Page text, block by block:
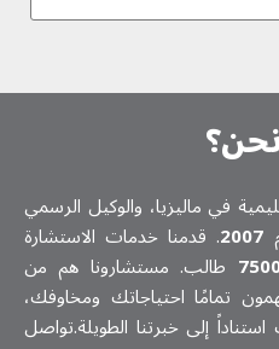
في ماليزيا، والوكيل الرسمي
2007. قدمنا خدمات الاستشارة
طالب. مستشارونا هم من
تمامًا احتياجاتك ومخاوفك،
إلى خبرتنا الطويلة.تواصل